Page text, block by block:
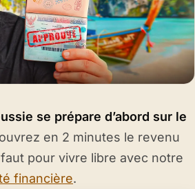
se prépare d’abord sur le
en 2 minutes le revenu
pour vivre libre avec notre
financière.